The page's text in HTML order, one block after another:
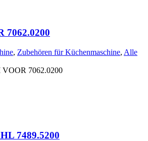
7062.0200
, Zubehören für Küchenmaschine, Alle
7062.0200
7489.5200